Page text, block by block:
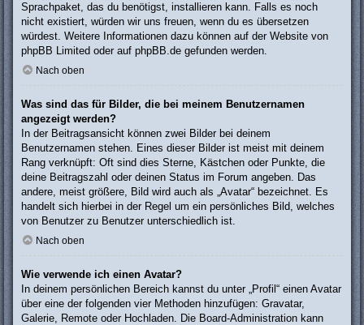
Sprachpaket, das du benötigst, installieren kann. Falls es noch
nicht existiert, würden wir uns freuen, wenn du es übersetzen
würdest. Weitere Informationen dazu können auf der Website von
phpBB Limited oder auf phpBB.de gefunden werden.
Nach oben
Was sind das für Bilder, die bei meinem Benutzernamen
angezeigt werden?
In der Beitragsansicht können zwei Bilder bei deinem
Benutzernamen stehen. Eines dieser Bilder ist meist mit deinem
Rang verknüpft: Oft sind dies Sterne, Kästchen oder Punkte, die
deine Beitragszahl oder deinen Status im Forum angeben. Das
andere, meist größere, Bild wird auch als „Avatar“ bezeichnet. Es
handelt sich hierbei in der Regel um ein persönliches Bild, welches
von Benutzer zu Benutzer unterschiedlich ist.
Nach oben
Wie verwende ich einen Avatar?
In deinem persönlichen Bereich kannst du unter „Profil“ einen Avatar
über eine der folgenden vier Methoden hinzufügen: Gravatar,
Galerie, Remote oder Hochladen. Die Board-Administration kann